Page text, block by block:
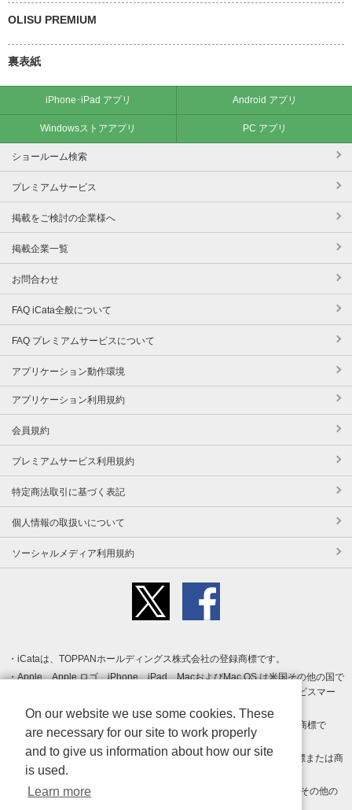
OLISU PREMIUM
裏表紙
iPhone･iPad アプリ Android アプリ
Windowsストアアプリ PC アプリ
ショールーム検索
プレミアムサービス
掲載をご検討の企業様へ
掲載企業一覧
お問合わせ
FAQ iCata全般について
FAQ プレミアムサービスについて
アプリケーション動作環境
アプリケーション利用規約
会員規約
プレミアムサービス利用規約
特定商法取引に基づく表記
個人情報の取扱いについて
ソーシャルメディア利用規約
iCataは、TOPPANホールディングス株式会社の登録商標です。
Apple、Apple ロゴ、iPhone、iPad、MacおよびMac OS は米国その他の国で
登録された Apple Inc. の商標です。App Store は Apple Inc. のサービスマー
クです。
Android、Google Play および Google Play ロゴ は Google LLC の商標で
す。
Windows は Microsoft Inc.の米国およびその他の国における登録商標または商
標です。
Adobe、Adobe Reader、Adobe PDF は、Adobe Inc.の米国およびその他の
On our website we use some cookies. These
are necessary for our site to work properly
and to give us information about how our site
is used.
Learn more